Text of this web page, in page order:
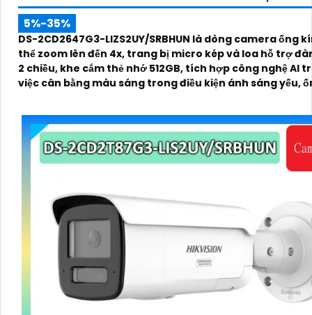
5%-35%
DS-2CD2647G3-LIZS2UY/SRBHUN là dòng camera ống
thể zoom lên đến 4x, trang bị micro kép và loa hỗ trợ
2 chiều, khe cắm thẻ nhớ 512GB, tích hợp công nghệ AI
việc cân bằng màu sáng trong điều kiện ánh sáng yếu,